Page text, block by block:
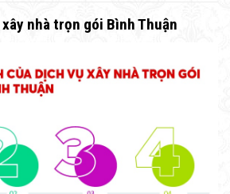
nhà trọn gói Bình Thuận